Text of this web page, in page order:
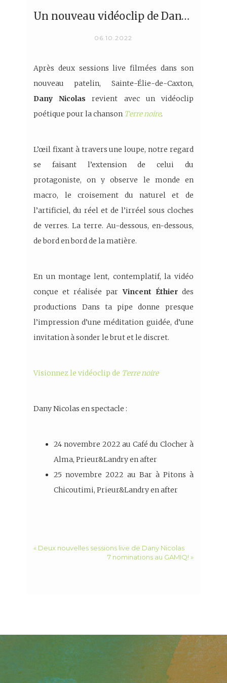
Un nouveau vidéoclip de Dany Nicolas
06.10.2022
Après deux sessions live filmées dans son
nouveau patelin, Sainte-Élie-de-Caxton,
Dany Nicolas revient avec un vidéoclip
poétique pour la chanson Terre noire.
L’œil fixant à travers une loupe, notre regard
se faisant l’extension de celui du
protagoniste, on y observe le monde en
macro, le croisement du naturel et de
l’artificiel, du réel et de l’irréel sous cloches
de verres. La terre. Au-dessous, en-dessous,
de bord en bord de la matière.
En un montage lent, contemplatif, la vidéo
conçue et réalisée parVincent Éthierdes
productions Dans ta pipe donne presque
l’impression d’une méditation guidée, d’une
invitation à sonder le brut et le discret.
Visionnez le vidéoclip de Terre noire
Dany Nicolas en spectacle :
24 novembre 2022 au Café du Clocher à
Alma, Prieur&Landry en after
25 novembre 2022 au Bar à Pitons à
Chicoutimi, Prieur&Landry en after
« Deux nouvelles sessions live de Dany Nicolas
7 nominations au GAMIQ! »